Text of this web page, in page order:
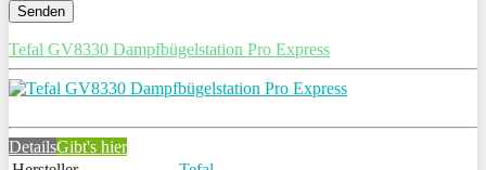
Tefal GV8330 Dampfbügelstation Pro Express
DetailsGibt's hier